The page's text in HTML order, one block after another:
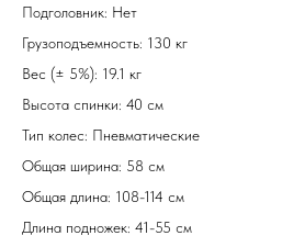
Подголовник: Нет
Грузоподъемность: 130 кг
Вес (± 5%): 19.1 кг
Высота спинки: 40 см
Тип колес: Пневматические
Общая ширина: 58 см
Общая длина: 108-114 см
Длина подножек: 41-55 см